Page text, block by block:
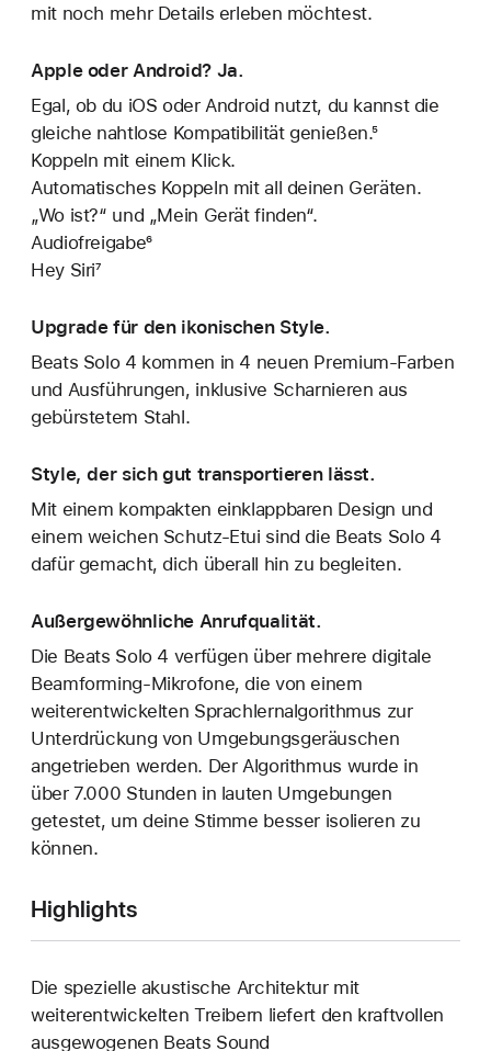
mit noch mehr Details erleben möchtest.
Apple oder Android? Ja.
Egal, ob du iOS oder Android nutzt, du kannst die
gleiche nahtlose Kompatibilität genießen.⁵
Koppeln mit einem Klick.
Automatisches Koppeln mit all deinen Geräten.
„Wo ist?“ und „Mein Gerät finden“.
Audiofreigabe⁶
Hey Siri⁷
Upgrade für den ikonischen Style.
Beats Solo 4 kommen in 4 neuen Premium-Farben
und Ausführungen, inklusive Scharnieren aus
gebürstetem Stahl.
Style, der sich gut transportieren lässt.
Mit einem kompakten einklappbaren Design und
einem weichen Schutz-Etui sind die Beats Solo 4
dafür gemacht, dich überall hin zu begleiten.
Außergewöhnliche Anrufqualität.
Die Beats Solo 4 verfügen über mehrere digitale
Beamforming-Mikrofone, die von einem
weiterentwickelten Sprachlernalgorithmus zur
Unterdrückung von Umgebungsgeräuschen
angetrieben werden. Der Algorithmus wurde in
über 7.000 Stunden in lauten Umgebungen
getestet, um deine Stimme besser isolieren zu
können.
Highlights
Die spezielle akustische Architektur mit
weiterentwickelten Treibern liefert den kraftvollen
ausgewogenen Beats Sound